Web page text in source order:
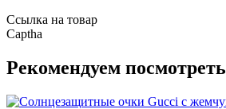
Ссылка на товар
Captha
Рекомендуем посмотреть